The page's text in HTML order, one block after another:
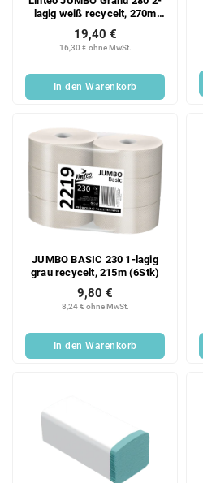
lagig weiß recycelt, 270m
(6Stk)
16,30 € ohne MwSt.
19,40 €
In den Warenkorb
JUMBO BASIC 230 1-lagig
grau recycelt, 215m (6Stk)
8,24 € ohne MwSt.
9,80 €
In den Warenkorb